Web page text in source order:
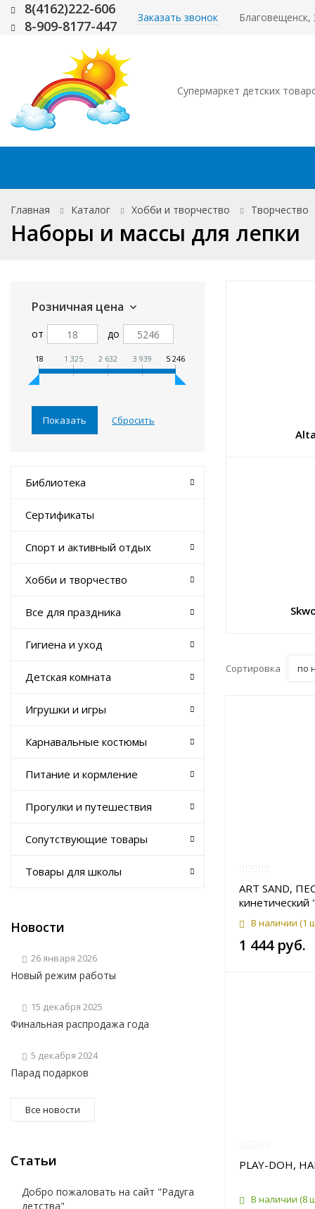
8(4162)222-606
8-909-8177-447
Заказать звонок
Супермаркет детских
Главная Каталог Хобби и творчество Творчество
Наборы и массы для лепки
Розничная цена
от до
18 1 325 2 632 3 939 5 246
Библиотека
Сертификаты
Спорт и активный отдых
Хобби и творчество
Все для праздника
Гигиена и уход
Детская комната
Игрушки и игры
Карнавальные костюмы
Питание и кормление
Прогулки и путешествия
Сопутствующие товары
Товары для школы
Новости
26 января 2026
Новый режим работы
15 декабря 2025
Финальная распродажа года
5 декабря 2024
Парад подарков
Все новости
Статьи
Добро пожаловать на сайт "Радуга
детства"
Сортировка по
ART SAND,
стройка"
В наличии (1
1 444 руб.
PLAY-DOH,
В наличии (8